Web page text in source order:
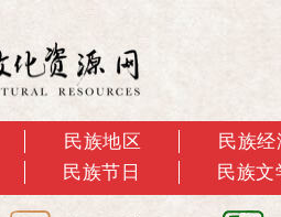
民族地区
民族经
民族节日 民族文